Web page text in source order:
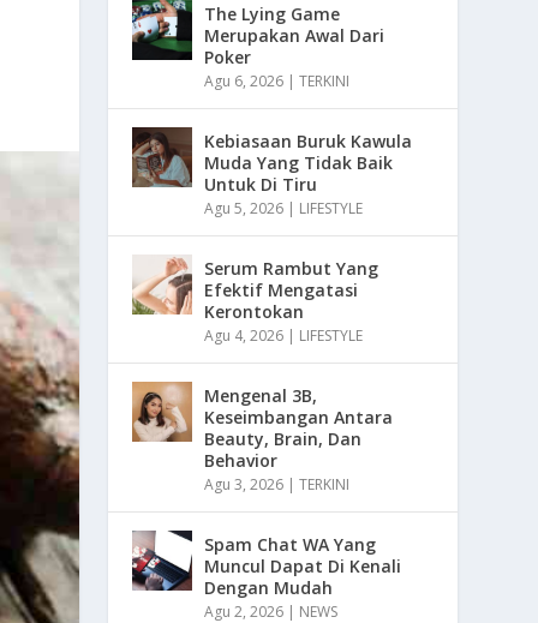
The Lying Game
Merupakan Awal Dari
Poker
Agu 6, 2026 |TERKINI
Kebiasaan Buruk Kawula
Muda Yang Tidak Baik
Untuk Di Tiru
Agu 5, 2026 | LIFESTYLE
Serum Rambut Yang
Efektif Mengatasi
Kerontokan
Agu 4, 2026 | LIFESTYLE
Mengenal 3B,
Keseimbangan Antara
Beauty, Brain, Dan
Behavior
Agu 3, 2026 |TERKINI
Spam Chat WA Yang
Muncul Dapat Di Kenali
Dengan Mudah
Agu 2, 2026 | NEWS